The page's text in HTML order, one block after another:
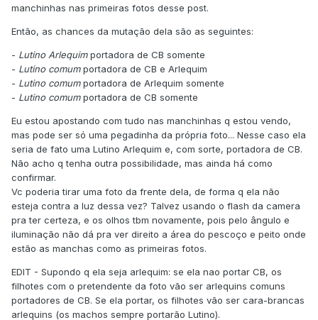
manchinhas nas primeiras fotos desse post.
Então, as chances da mutação dela são as seguintes:
- Lutino Arlequimportadora de CB somente
- Lutino comumportadora de CB e Arlequim
- Lutino comumportadora de Arlequim somente
- Lutino comumportadora de CB somente
Eu estou apostando com tudo nas manchinhas q estou vendo,
mas pode ser só uma pegadinha da própria foto... Nesse caso ela
seria de fato uma Lutino Arlequim e, com sorte, portadora de CB.
Não acho q tenha outra possibilidade, mas ainda há como
confirmar.
Vc poderia tirar uma foto da frente dela, de forma q ela não
esteja contra a luz dessa vez? Talvez usando o flash da camera
pra ter certeza, e os olhos tbm novamente, pois pelo ângulo e
iluminação não dá pra ver direito a área do pescoço e peito onde
estão as manchas como as primeiras fotos.
EDIT - Supondo q ela seja arlequim: se ela nao portar CB, os
filhotes com o pretendente da foto vão ser arlequins comuns
portadores de CB. Se ela portar, os filhotes vão ser cara-brancas
arlequins (os machos sempre portarão Lutino).